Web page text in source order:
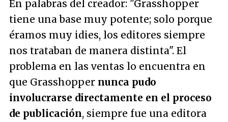
En palabras del creador: "Grasshopper
tiene una base muy potente; solo porque
éramos muy idies, los editores siempre
nos trataban de manera distinta". El
problema en las ventas lo encuentra en
que Grasshopper nunca pudo
involucrarse directamente en el proceso
de publicación, siempre fue una editora